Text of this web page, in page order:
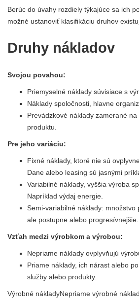
Berúc do úvahy rozdiely týkajúce sa ich
možné ustanoviť klasifikáciu druhov
Druhy nákladov
Svojou povahou:
Priemyselné náklady súvisiace s
Náklady spoločnosti, hlavne
Prevádzkové náklady zamerané
produktu.
Pre jeho variáciu:
Fixné náklady, ktoré nie sú
Dane alebo leasing sú jasnými
Variabilné náklady, vyššia výroba
Napríklad výdaj energie.
Semi-variabilné náklady: množstvo
ale postupne alebo progresívnejšie.
Vzťah medzi výrobkom a výrobou:
Nepriame náklady ovplyvňujú
Priame náklady, ich nárast alebo
služby alebo produkty.
Výrobné nákladyNepriame výrobné